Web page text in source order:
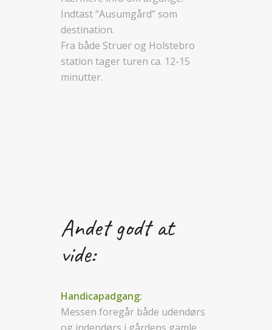
Indtast “Ausumgård” som
destination.
Fra både Struer og Holstebro
station tager turen ca. 12-15
minutter.
Andet godt at
vide:
Handicapadgang:
Messen foregår både udendørs
og indendørs i gårdens gamle